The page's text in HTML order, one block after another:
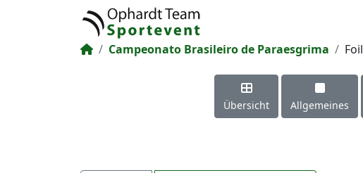
Campeonato Brasileiro de Paraesgrima Foil
Übersicht Allgemeines